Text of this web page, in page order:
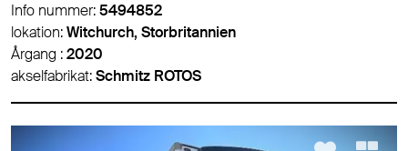
Info nummer:5494852
lokation:Witchurch, Storbritannien
Årgang :2020
akselfabrikat:Schmitz ROTOS